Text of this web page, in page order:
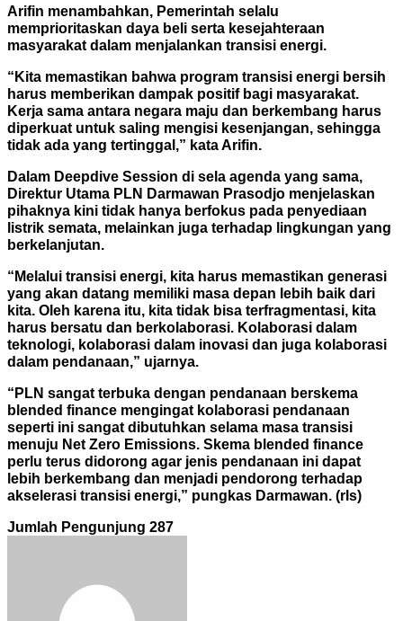
Arifin menambahkan, Pemerintah selalu
memprioritaskan daya beli serta kesejahteraan
masyarakat dalam menjalankan transisi energi.
“Kita memastikan bahwa program transisi energi bersih
harus memberikan dampak positif bagi masyarakat.
Kerja sama antara negara maju dan berkembang harus
diperkuat untuk saling mengisi kesenjangan, sehingga
tidak ada yang tertinggal,” kata Arifin.
Dalam Deepdive Session di sela agenda yang sama,
Direktur Utama PLN Darmawan Prasodjo menjelaskan
pihaknya kini tidak hanya berfokus pada penyediaan
listrik semata, melainkan juga terhadap lingkungan yang
berkelanjutan.
“Melalui transisi energi, kita harus memastikan generasi
yang akan datang memiliki masa depan lebih baik dari
kita. Oleh karena itu, kita tidak bisa terfragmentasi, kita
harus bersatu dan berkolaborasi. Kolaborasi dalam
teknologi, kolaborasi dalam inovasi dan juga kolaborasi
dalam pendanaan,” ujarnya.
“PLN sangat terbuka dengan pendanaan berskema
blended finance mengingat kolaborasi pendanaan
seperti ini sangat dibutuhkan selama masa transisi
menuju Net Zero Emissions. Skema blended finance
perlu terus didorong agar jenis pendanaan ini dapat
lebih berkembang dan menjadi pendorong terhadap
akselerasi transisi energi,” pungkas Darmawan. (rls)
Jumlah Pengunjung 287